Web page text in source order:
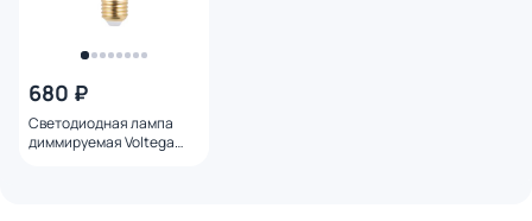
680 ₽
Светодиодная лампа
диммируемая Voltega